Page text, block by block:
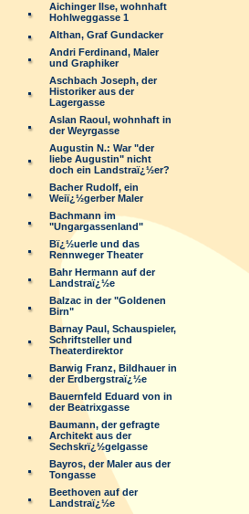
Aichinger Ilse, wohnhaft
Hohlweggasse 1
Althan, Graf Gundacker
Andri Ferdinand, Maler
und Graphiker
Aschbach Joseph, der
Historiker aus der
Lagergasse
Aslan Raoul, wohnhaft in
der Weyrgasse
Augustin N.: War "der
liebe Augustin" nicht
doch ein Landstraï¿½er?
Bacher Rudolf, ein
Weiï¿½gerber Maler
Bachmann im
"Ungargassenland"
Bï¿½uerle und das
Rennweger Theater
Bahr Hermann auf der
Landstraï¿½e
Balzac in der "Goldenen
Birn"
Barnay Paul, Schauspieler,
Schriftsteller und
Theaterdirektor
Barwig Franz, Bildhauer in
der Erdbergstraï¿½e
Bauernfeld Eduard von in
der Beatrixgasse
Baumann, der gefragte
Architekt aus der
Sechskrï¿½gelgasse
Bayros, der Maler aus der
Tongasse
Beethoven auf der
Landstraï¿½e